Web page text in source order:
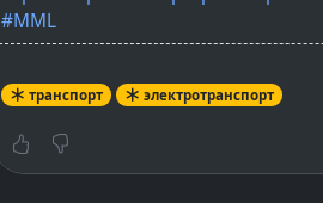
#MML
транспорт электротранспорт